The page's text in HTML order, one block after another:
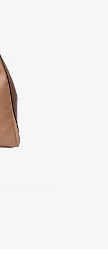
är en vårdande creme
Skyddar och